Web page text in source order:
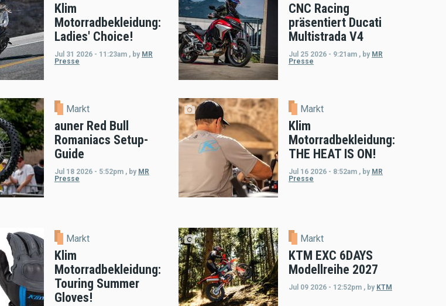
Klim
Motorradbekleidung:
Ladies' Choice!
Jul 31 2026 - 11:23am , by MR
Presse
CNC Racing
präsentiert Ducati
Multistrada V4
Jul 25 2026 - 9:21am , by MR
Presse
Markt
auner Red Bull
Romaniacs Setup-
Guide
Jul 18 2026 - 5:52pm , by MR
Presse
Markt
Klim
Motorradbekleidung:
THE HEAT IS ON!
Jul 16 2026 - 8:52am , by MR
Presse
Markt
Klim
Motorradbekleidung:
Touring Summer
Gloves!
Markt
KTM EXC 6DAYS
Modellreihe 2027
Jul 09 2026 - 12:52pm , by KTM